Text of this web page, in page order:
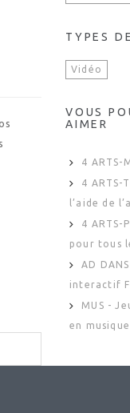
TYPES
Vidéo
VOUS
AIMER
4 ARTS-
4
l’aide de
4 ARTS-
pour tous
AD
interactif
MUS -
en musique